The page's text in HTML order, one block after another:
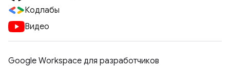
Кодлабы
Видео
Google Workspace для разработчиков